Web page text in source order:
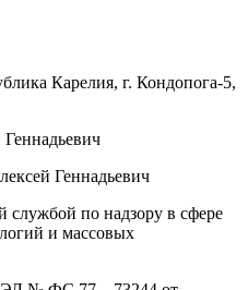
Карелия, г. Кондопога-5,
Геннадьевич
службой по надзору в сфере
и массовых